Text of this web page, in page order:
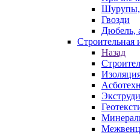
Шурупы,
Гвозди
Дюбель,
Строительная
Назад